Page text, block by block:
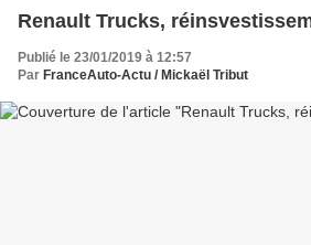
Renault Trucks,
Publié le 23/01/2019 à 12:57
Par FranceAuto-Actu / Mickaël Tribut